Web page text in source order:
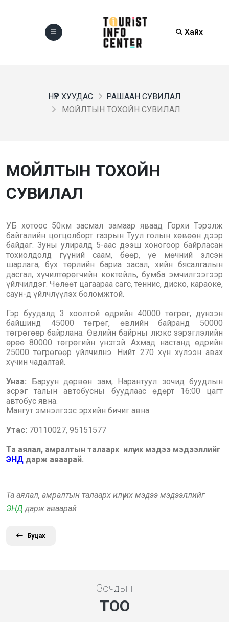
Хайх
НҮҮР ХУУДАС
РАШААН СУВИЛАЛ
МОЙЛТЫН ТОХОЙН СУВИЛАЛ
МОЙЛТЫН ТОХОЙН
СУВИЛАЛ
УБ хотоос 50км засмал замаар яваад Горхи Тэрэлж
байгалийн цогцолборт газрын Туул голын хөвөөн дээр
байдаг. Зуны улиралд 5-аас дээш хоногоор байрласан
тохиолдолд гүүний саам, бөөр, үе мөчний элсэн
шарлага, бүх төрлийн бариа засал, хийн бясалгалын
дасгал, хүчилтөрөгчийн коктейль, бумба эмчилгээгээр
үйлчилдэг. Чөлөөт цагаараа сагс, теннис, диско, караоке,
саун-д үйлчлүүлэх боломжтой.
Гэр буудалд 3 хоолтой өдрийн 40000 төгрөг, дүнзэн
байшинд 45000 төгрөг, өвлийн байранд 50000
төгрөгөөр байрлана. Өвлийн байрны люкс зэрэглэлийн
өрөө 80000 төгрөгийн үнэтэй. Ахмад настанд өдрийн
25000 төгрөгөөр үйлчилнэ. Нийт 270 хүн хүлээн авах
хүчин чадалтай.
Унаа: Баруун дөрвөн зам, Нарантуул зочид буудлын
эсрэг талын автобусны буудлаас өдөрт 16:00 цагт
автобус явна.
Мангут эмнэлгээс эрхийн бичиг авна.
Утас: 70110027, 95151577
Та аялал, амралтын талаарх илүү их мэдээ мэдээллийг
ЭНД дарж аваарай.
Та аялал, амралтын талаарх илүү их мэдээ мэдээллийг
ЭНД дарж аваарай
Буцах
Зочдын
ТОО